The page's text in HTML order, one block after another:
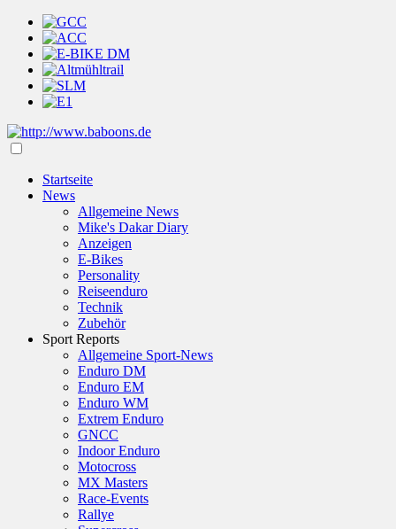
Startseite
News
Allgemeine News
Mike's Dakar Diary
Anzeigen
E-Bikes
Personality
Reiseenduro
Technik
Zubehör
Sport Reports
Allgemeine Sport-News
Enduro DM
Enduro EM
Enduro WM
Extrem Enduro
GNCC
Indoor Enduro
Motocross
MX Masters
Race-Events
Rallye